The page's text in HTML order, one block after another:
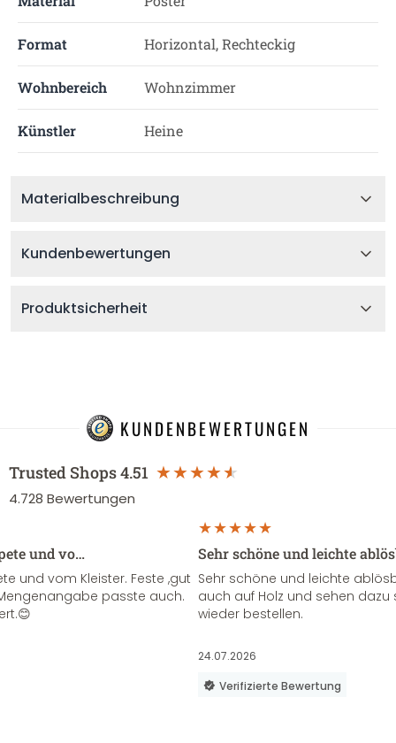
Format Horizontal, Rechteckig
Wohnbereich Wohnzimmer
Künstler Heine
Materialbeschreibung
Kundenbewertungen
Produktsicherheit
KUNDENBEWERTUNGEN
Trusted Shops4.51
4.728 Bewertungen
und vo…
und vom Kleister. Feste ,gut
passte auch.
Sehr schöne und leichte
Sehr schöne und leichte
auch auf Holz und sehen
wieder bestellen.
24.07.2026
Verifizierte Bewertung